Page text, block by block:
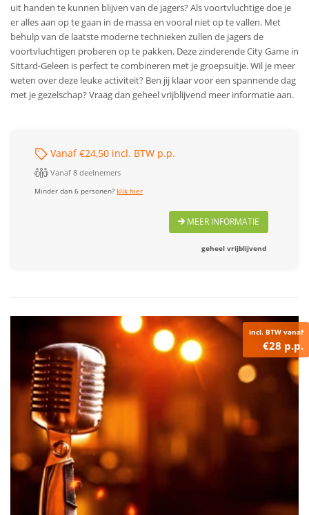
uit handen te kunnen blijven van de jagers? Als voortvluchtige doe je
er alles aan op te gaan in de massa en vooral niet op te vallen. Met
behulp van de laatste moderne technieken zullen de jagers de
voortvluchtigen proberen op te pakken. Deze zinderende City Game in
Sittard-Geleen is perfect te combineren met je groepsuitje. Wil je meer
weten over deze leuke activiteit? Ben jij klaar voor een spannende dag
met je gezelschap? Vraag dan geheel vrijblijvend meer informatie aan.
Vanaf €24,50 incl. BTW p.p.
Vanaf 8 deelnemers
Minder dan 6 personen?klik hier
MEER INFORMATIE
geheel vrijblijvend
incl. BTW vanaf
€28 p.p.